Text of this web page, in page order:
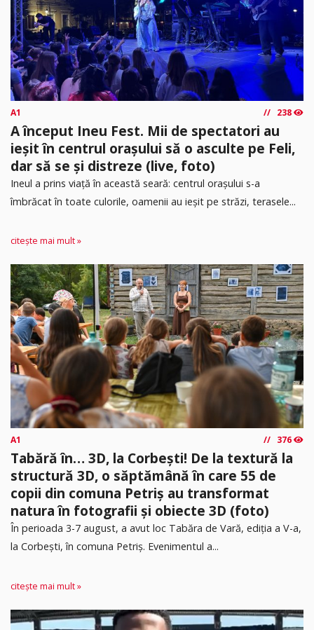
A1 238
A început Ineu Fest. Mii de spectatori au
ieșit în centrul orașului să o asculte pe Feli,
dar să se și distreze (live, foto)
Ineul a prins viață în această seară: centrul orașului s-a
îmbrăcat în toate culorile, oamenii au ieșit pe străzi, terasele...
citește mai mult »
A1 376
Tabără în… 3D, la Corbești! De la textură la
structură 3D, o săptămână în care 55 de
copii din comuna Petriș au transformat
natura în fotografii și obiecte 3D (foto)
În perioada 3-7 august, a avut loc Tabăra de Vară, ediția a V-a,
la Corbești, în comuna Petriș. Evenimentul a...
citește mai mult »